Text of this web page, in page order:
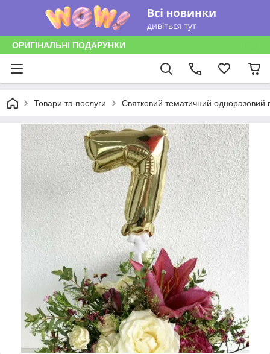
ОРИГІНАЛЬНІ ПОДАРУНКИ
Товари та послуги Святковий тематичний одноразовий